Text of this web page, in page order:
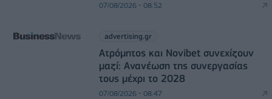
07/08/2026 - 08:52
advertising.gr
Ατρόμητος και Novibet συνεχίζουν
μαζί: Ανανέωση της συνεργασίας
τους μέχρι το 2028
07/08/2026 - 08:47